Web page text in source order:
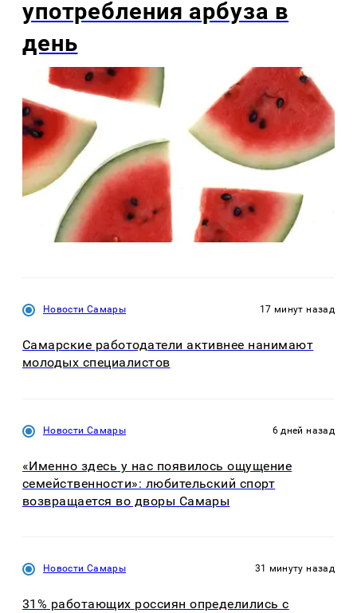
употребления арбуза в
день
Новости Самары 17 минут назад
Самарские работодатели активнее нанимают
молодых специалистов
Новости Самары 6 дней назад
«Именно здесь у нас появилось ощущение
семейственности»: любительский спорт
возвращается во дворы Самары
Новости Самары 31 минуту назад
31% работающих россиян определились с